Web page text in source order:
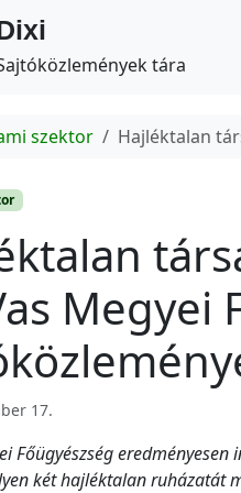
tára
szektor Hajléktalan
Megyei
17.
Főügyészség
két hajléktalan ruházatát